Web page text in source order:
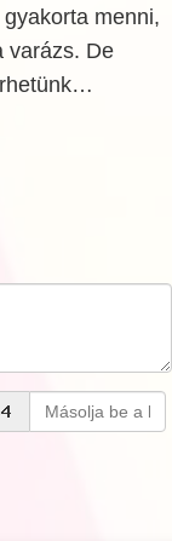
menni,
varázs. De